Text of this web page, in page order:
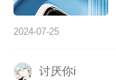
2024-07-25
讨厌你i